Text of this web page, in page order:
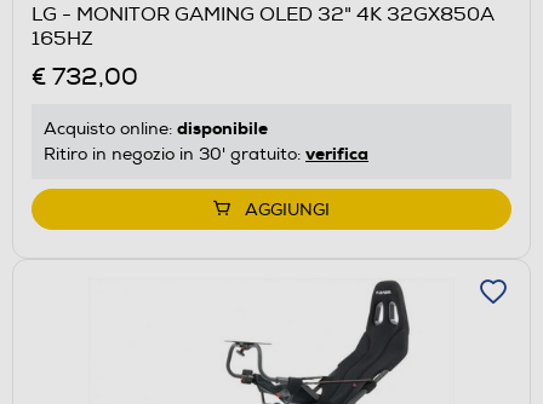
LG - MONITOR GAMING OLED 32" 4K 32GX850A
165HZ
€ 732,00
Acquisto online: disponibile
Ritiro in negozio in 30' gratuito: verifica
AGGIUNGI